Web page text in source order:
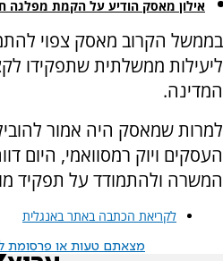
אילון מאסק הודיע על הקמת מפלגה
בממשל הקרוב מאסק צפוי
ליעילות ממשלתית שתפקידו
המדינה.
למרות שמאסק היה אמור
העסקים ויוק רמסוואמי, היום
המשרה ולהתמודד על תפקיד
לקריאת הכתבה באתר באנגלית
מצאתם טעות או פרסומת